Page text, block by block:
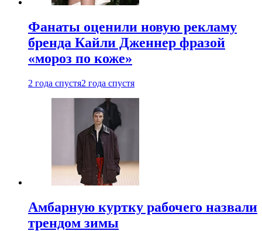
Фанаты оценили новую рекламу
бренда Кайли Дженнер фразой
«мороз по коже»
2 года спустя2 года спустя
Амбарную куртку рабочего назвали
трендом зимы